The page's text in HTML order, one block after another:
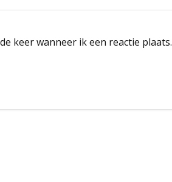
keer wanneer ik een reactie plaats.